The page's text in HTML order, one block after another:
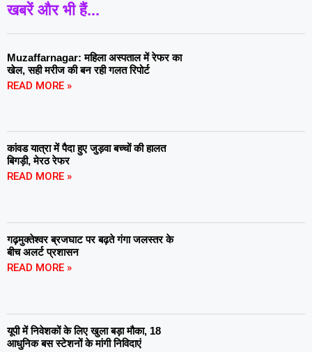
खबरें और भी हैं...
Muzaffarnagar: महिला अस्पताल में रेफर का
खेल, सही मरीज की बन रही गलत रिपोर्ट
READ MORE »
कांवड यात्रा में पैदा हुए जुड़वा बच्चों की हालत
बिगड़ी, मेरठ रेफर
READ MORE »
गढ़मुक्तेश्वर ब्रजघाट पर बढ़ते गंगा जलस्तर के
बीच अलर्ट प्रशासन
READ MORE »
यूपी में निवेशकों के लिए खुला बड़ा मौका, 18
आधुनिक बस स्टेशनों के मांगी निविदाएं